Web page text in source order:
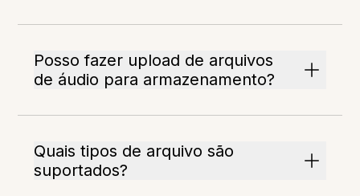
Posso fazer upload de arquivos
de áudio para armazenamento?
Quais tipos de arquivo são
suportados?